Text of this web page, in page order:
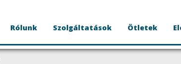
Rólunk Szolgáltatások Ötletek